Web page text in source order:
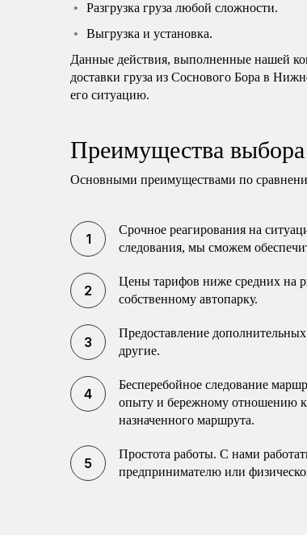
Разгрузка груза любой сложности.
Выгрузка и установка.
Данные действия, выполненные нашей
доставки груза из Соснового Бора в
его ситуацию.
Преимущества
Основными преимуществами по
Срочное реагирования на
следования, мы сможем
Цены тарифов ниже средних на
собственному автопарку.
Предоставление дополнительных
другие.
Бесперебойное следование
опыту и бережному отношению к
назначенного маршрута.
Простота работы. С нами
предпринимателю или